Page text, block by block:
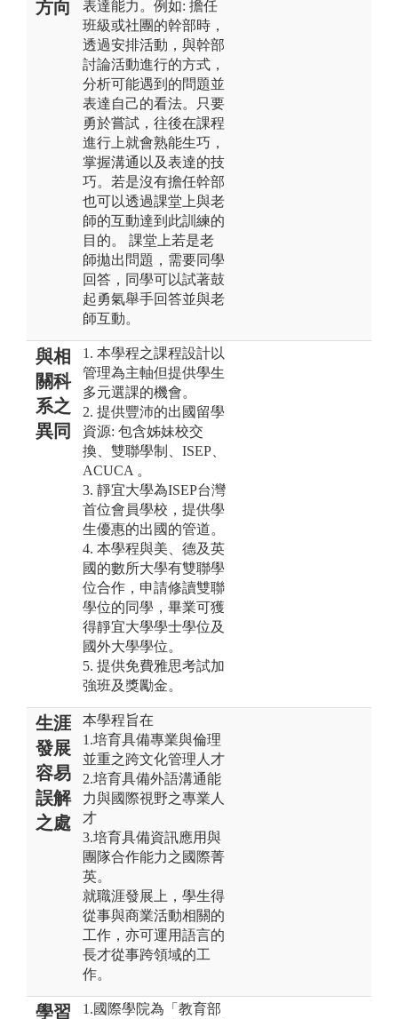
方向
表達能力。例如: 擔任
班級或社團的幹部時，
透過安排活動，與幹部
討論活動進行的方式，
分析可能遇到的問題並
表達自己的看法。只要
勇於嘗試，往後在課程
進行上就會熟能生巧，
掌握溝通以及表達的技
巧。若是沒有擔任幹部
也可以透過課堂上與老
師的互動達到此訓練的
目的。 課堂上若是老
師拋出問題，需要同學
回答，同學可以試著鼓
起勇氣舉手回答並與老
師互動。
與相
關科
系之
異同
1. 本學程之課程設計以
管理為主軸但提供學生
多元選課的機會。
2. 提供豐沛的出國留學
資源: 包含姊妹校交
換、雙聯學制、ISEP、
ACUCA 。
3. 靜宜大學為ISEP台灣
首位會員學校，提供學
生優惠的出國的管道。
4. 本學程與美、德及英
國的數所大學有雙聯學
位合作，申請修讀雙聯
學位的同學，畢業可獲
得靜宜大學學士學位及
國外大學學位。
5. 提供免費雅思考試加
強班及獎勵金。
生涯
發展
容易
誤解
之處
本學程旨在
1.培育具備專業與倫理
並重之跨文化管理人才
2.培育具備外語溝通能
力與國際視野之專業人
才
3.培育具備資訊應用與
團隊合作能力之國際菁
英。
就職涯發展上，學生得
從事與商業活動相關的
工作，亦可運用語言的
長才從事跨領域的工
作。
學習
1.國際學院為「教育部